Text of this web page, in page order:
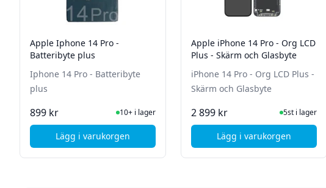
Apple Iphone 14 Pro -
Batteribyte plus
Iphone 14 Pro - Batteribyte
plus
899 kr I Lager10+ i lager
Lägg i varukorgen, Apple Iphone 14 Pro - Batteribyte plus
Apple iPhone 14 Pro - Org LCD
Plus - Skärm och Glasbyte
iPhone 14 Pro - Org LCD Plus -
Skärm och Glasbyte
2 899 kr I Lager5st i lager
Lägg i varukorgen